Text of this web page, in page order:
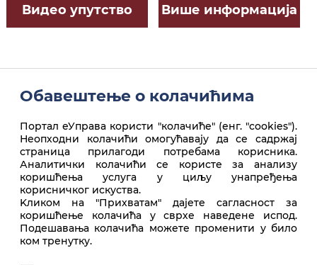
Видео упутство Више информација
Покрени услугу
Врх стране
Обавештење о колачићима
Портал еУправа користи "колачиће" (енг. "cookies").
Неопходни колачићи омогућавају да се садржај
страница прилагоди потребама корисника.
Аналитички колачићи се користе за анализу
коришћења услуга у циљу унапређења
корисничког искуства.
Kликом на "Прихватам" дајете сагласност за
коришћење колачића у сврхе наведене испод.
Подешавања колачића можете променити у било
ком тренутку.